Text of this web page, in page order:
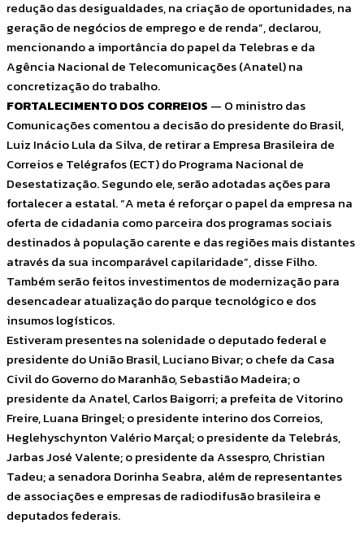
redução das desigualdades, na criação de oportunidades, na
geração de negócios de emprego e de renda”, declarou,
mencionando a importância do papel da Telebras e da
Agência Nacional de Telecomunicações (Anatel) na
concretização do trabalho.
FORTALECIMENTO DOS CORREIOS — O ministro das
Comunicações comentou a decisão do presidente do Brasil,
Luiz Inácio Lula da Silva, de retirar a Empresa Brasileira de
Correios e Telégrafos (ECT) do Programa Nacional de
Desestatização. Segundo ele, serão adotadas ações para
fortalecer a estatal. “A meta é reforçar o papel da empresa na
oferta de cidadania como parceira dos programas sociais
destinados à população carente e das regiões mais distantes
através da sua incomparável capilaridade”, disse Filho.
Também serão feitos investimentos de modernização para
desencadear atualização do parque tecnológico e dos
insumos logísticos.
Estiveram presentes na solenidade o deputado federal e
presidente do União Brasil, Luciano Bivar; o chefe da Casa
Civil do Governo do Maranhão, Sebastião Madeira; o
presidente da Anatel, Carlos Baigorri; a prefeita de Vitorino
Freire, Luana Bringel; o presidente interino dos Correios,
Heglehyschynton Valério Marçal; o presidente da Telebrás,
Jarbas José Valente; o presidente da Assespro, Christian
Tadeu; a senadora Dorinha Seabra, além de representantes
de associações e empresas de radiodifusão brasileira e
deputados federais.